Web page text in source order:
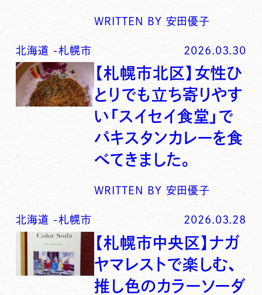
WRITTEN BY 安田優子
北海道 -札幌市 2026.03.30
【札幌市北区】女性ひ
とりでも立ち寄りやす
い「スイセイ食堂」で
パキスタンカレーを食
べてきました。
WRITTEN BY 安田優子
北海道 -札幌市 2026.03.28
【札幌市中央区】ナガ
ヤマレストで楽しむ、
推し色のカラーソーダ